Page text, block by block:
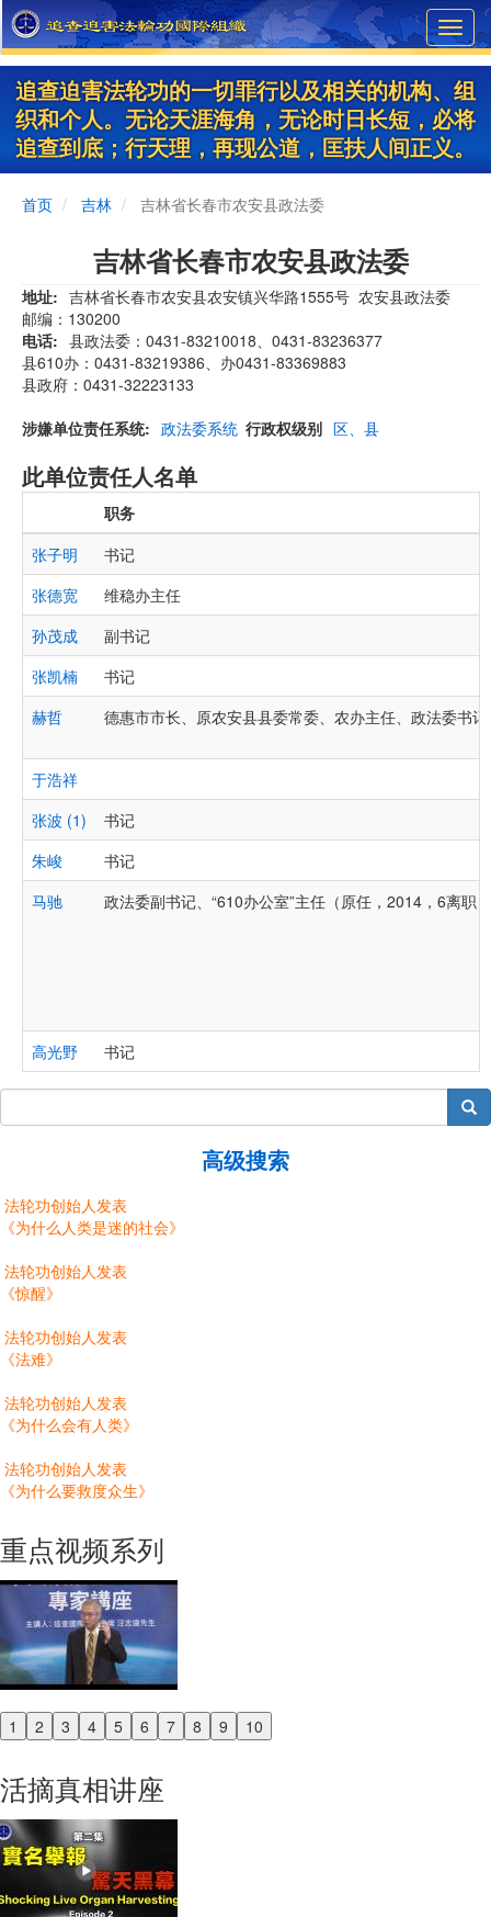
Skip
to
main
content
追查迫害法轮功的一切罪行以及相关的机构、组
织和个人。无论天涯海角，无论时日长短，必将
追查到底；行天理，再现公道，匡扶人间正义。
首页 吉林 吉林省长春市农安县政法委
吉林省长春市农安县政法委
地址
吉林省长春市农安县农安镇兴华路1555号 农安县政法委
邮编：130200
电话
县政法委：0431-83210018、0431-83236377
县610办：0431-83219386、办0431-83369883
县政府：0431-32223133
涉嫌单位责任系统
政法委系统 行政权级别 区、县
此单位责任人名单
职务
张子明
书记
张德宽
维稳办主任
孙茂成
副书记
张凯楠
书记
赫哲
德惠市市长、原农安县县委常委、农办主任、政法委书
于浩祥
张波 (1)
书记
朱峻
书记
马驰
政法委副书记、“610办公室”主任（原任，2014，6离职
高光野 书记
搜索
高级搜索
法轮功创始人发表
《为什么人类是迷的社会》
法轮功创始人发表
《惊醒》
法轮功创始人发表
《法难》
法轮功创始人发表
《为什么会有人类》
法轮功创始人发表
《为什么要救度众生》
重点视频系列
1 2 3 4 5 6 7 8 9 10
Previous
活摘真相讲座